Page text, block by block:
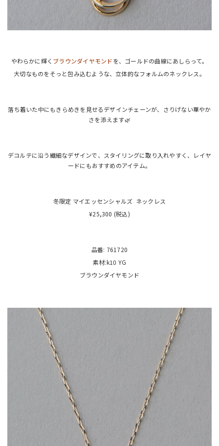
やわらかに輝く ブラウンダイヤモンドを、ゴールドの曲線にあしらって。
大切なものをそっと包み込むような、立体的なフォルムのネックレス。
落ち着いた中にもきらめきを見せるデザインチェーンが、さりげない華やか
さを添えます🌿
デコルテに沿う繊細なデザインで、スタイリングに取り入れやすく、レイヤ
ードにもおすすめのアイテム。
冬限定 マイエッセンシャルズ ネックレス
¥25,300 (税込)
品番: 761720
素材:k10 YG
ブラウンダイヤモンド